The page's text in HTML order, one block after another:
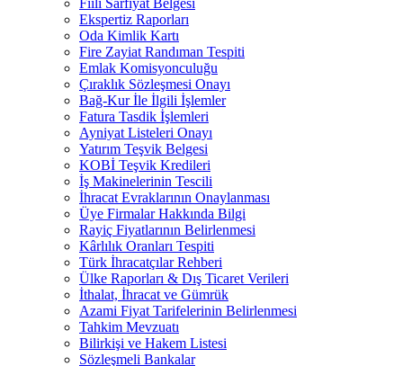
Fiili Sarfiyat Belgesi
Ekspertiz Raporları
Oda Kimlik Kartı
Fire Zayiat Randıman Tespiti
Emlak Komisyonculuğu
Çıraklık Sözleşmesi Onayı
Bağ-Kur İle İlgili İşlemler
Fatura Tasdik İşlemleri
Ayniyat Listeleri Onayı
Yatırım Teşvik Belgesi
KOBİ Teşvik Kredileri
İş Makinelerinin Tescili
İhracat Evraklarının Onaylanması
Üye Firmalar Hakkında Bilgi
Rayiç Fiyatlarının Belirlenmesi
Kârlılık Oranları Tespiti
Türk İhracatçılar Rehberi
Ülke Raporları & Dış Ticaret Verileri
İthalat, İhracat ve Gümrük
Azami Fiyat Tarifelerinin Belirlenmesi
Tahkim Mevzuatı
Bilirkişi ve Hakem Listesi
Sözleşmeli Bankalar